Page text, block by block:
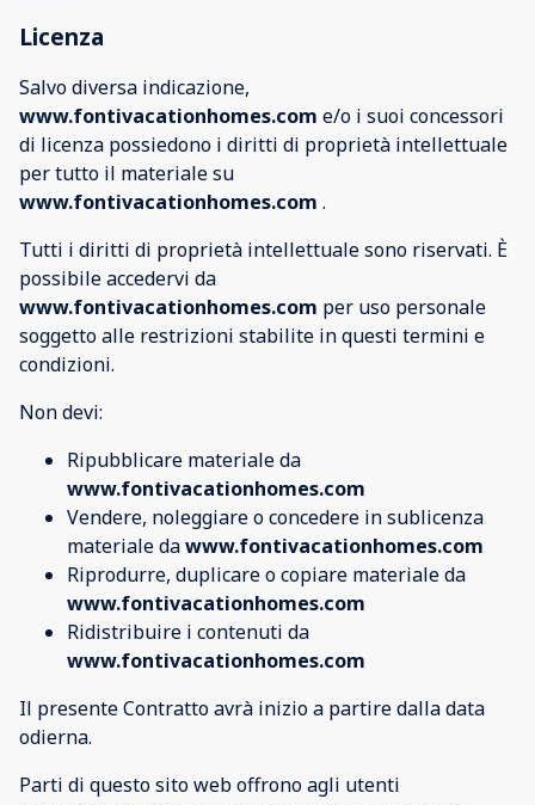
Licenza
Salvo diversa indicazione,
www.fontivacationhomes.com e/o i suoi concessori
di licenza possiedono i diritti di proprietà intellettuale
per tutto il materiale su
www.fontivacationhomes.com .
Tutti i diritti di proprietà intellettuale sono riservati. È
possibile accedervi da
www.fontivacationhomes.com per uso personale
soggetto alle restrizioni stabilite in questi termini e
condizioni.
Non devi:
Ripubblicare materiale da
www.fontivacationhomes.com
Vendere, noleggiare o concedere in sublicenza
materiale dawww.fontivacationhomes.com
Riprodurre, duplicare o copiare materiale da
www.fontivacationhomes.com
Ridistribuire i contenuti da
www.fontivacationhomes.com
Il presente Contratto avrà inizio a partire dalla data
odierna.
Parti di questo sito web offrono agli utenti